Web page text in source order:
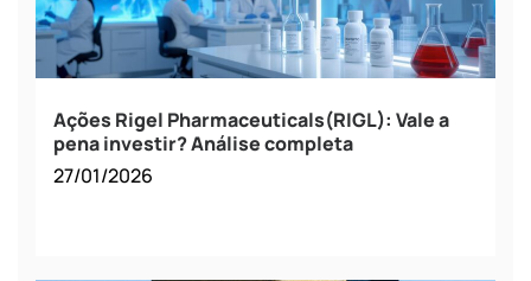
Ações Rigel Pharmaceuticals(RIGL): Vale a
pena investir? Análise completa
27/01/2026